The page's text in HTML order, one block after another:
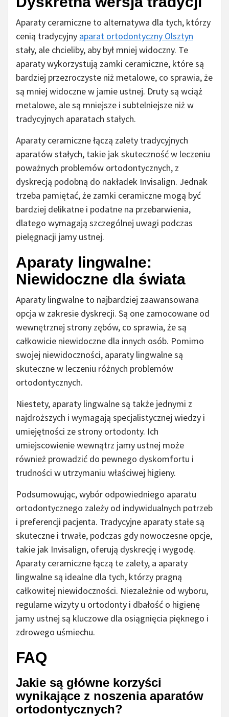
Aparaty ceramiczne to alternatywa dla tych, którzy
cenią tradycyjny aparat ortodontyczny Olsztyn
stały, ale chcieliby, aby był mniej widoczny. Te
aparaty wykorzystują zamki ceramiczne, które są
bardziej przezroczyste niż metalowe, co sprawia, że
są mniej widoczne w jamie ustnej. Druty są wciąż
metalowe, ale są mniejsze i subtelniejsze niż w
tradycyjnych aparatach stałych.
Aparaty ceramiczne łączą zalety tradycyjnych
aparatów stałych, takie jak skuteczność w leczeniu
poważnych problemów ortodontycznych, z
dyskrecją podobną do nakładek Invisalign. Jednak
trzeba pamiętać, że zamki ceramiczne mogą być
bardziej delikatne i podatne na przebarwienia,
dlatego wymagają szczególnej uwagi podczas
pielęgnacji jamy ustnej.
Aparaty lingwalne:
Niewidoczne dla świata
Aparaty lingwalne to najbardziej zaawansowana
opcja w zakresie dyskrecji. Są one zamocowane od
wewnętrznej strony zębów, co sprawia, że są
całkowicie niewidoczne dla innych osób. Pomimo
swojej niewidoczności, aparaty lingwalne są
skuteczne w leczeniu różnych problemów
ortodontycznych.
Niestety, aparaty lingwalne są także jednymi z
najdroższych i wymagają specjalistycznej wiedzy i
umiejętności ze strony ortodonty. Ich
umiejscowienie wewnątrz jamy ustnej może
również prowadzić do pewnego dyskomfortu i
trudności w utrzymaniu właściwej higieny.
Podsumowując, wybór odpowiedniego aparatu
ortodontycznego zależy od indywidualnych potrzeb
i preferencji pacjenta. Tradycyjne aparaty stałe są
skuteczne i trwałe, podczas gdy nowoczesne opcje,
takie jak Invisalign, oferują dyskrecję i wygodę.
Aparaty ceramiczne łączą te zalety, a aparaty
lingwalne są idealne dla tych, którzy pragną
całkowitej niewidoczności. Niezależnie od wyboru,
regularne wizyty u ortodonty i dbałość o higienę
jamy ustnej są kluczowe dla osiągnięcia pięknego i
zdrowego uśmiechu.
FAQ
Jakie są główne korzyści
wynikające z noszenia aparatów
ortodontycznych?